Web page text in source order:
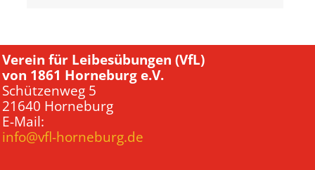
Verein für Leibesübungen (VfL)
von 1861 Horneburg e.V.
Schützenweg 5
21640 Horneburg
E-Mail:
info@vfl-horneburg.de